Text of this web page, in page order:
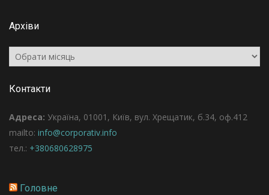
Архіви
Архіви
Контакти
Адреса: Україна, 01001, Київ, вул. Хрещатик, б.34, оф.412
mailto: info@corporativ.info
тел.: +380680628975
Головне